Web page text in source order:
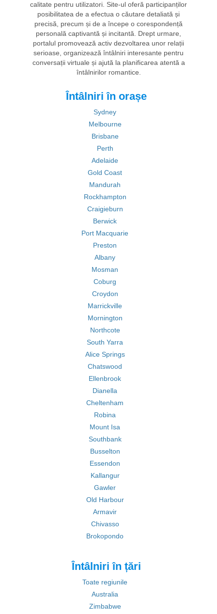
calitate pentru utilizatori. Site-ul oferă participanților
posibilitatea de a efectua o căutare detaliată și
precisă, precum și de a începe o corespondență
personală captivantă și incitantă. Drept urmare,
portalul promovează activ dezvoltarea unor relații
serioase, organizează întâlniri interesante pentru
conversații virtuale și ajută la planificarea atentă a
întâlnirilor romantice.
Întâlniri în orașe
Sydney
Melbourne
Brisbane
Perth
Adelaide
Gold Coast
Mandurah
Rockhampton
Craigieburn
Berwick
Port Macquarie
Preston
Albany
Mosman
Coburg
Croydon
Marrickville
Mornington
Northcote
South Yarra
Alice Springs
Chatswood
Ellenbrook
Dianella
Cheltenham
Robina
Mount Isa
Southbank
Busselton
Essendon
Kallangur
Gawler
Old Harbour
Armavir
Chivasso
Brokopondo
Întâlniri în țări
Toate regiunile
Australia
Zimbabwe